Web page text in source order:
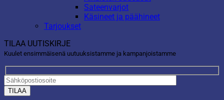
Sateenvarjot
Käsineet ja päähineet
Tarjoukset
TILAA UUTISKIRJE
Kuulet ensimmäisenä uutuuksistamme ja kampanjoistamme